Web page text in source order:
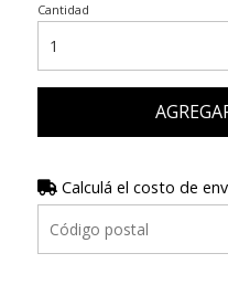
Cantidad
Calculá el costo de